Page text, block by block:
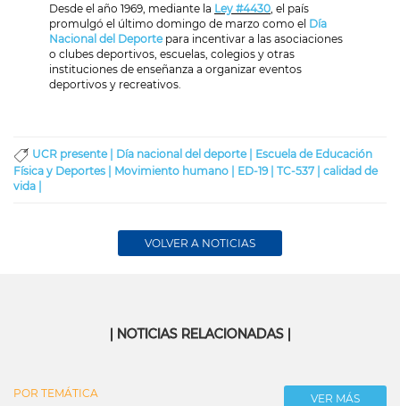
Desde el año 1969, mediante la Ley #4430 , el país
promulgó el último domingo de marzo como el Día
Nacional del Deporte para incentivar a las asociaciones
o clubes deportivos, escuelas, colegios y otras
instituciones de enseñanza a organizar eventos
deportivos y recreativos.
UCR presente | Día nacional del deporte | Escuela de Educación
Física y Deportes | Movimiento humano | ED-19 | TC-537 | calidad de
vida |
VOLVER A NOTICIAS
| NOTICIAS RELACIONADAS |
POR TEMÁTICA VER MÁS